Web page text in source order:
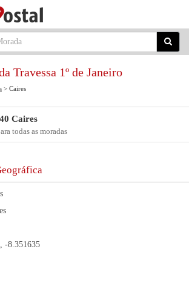
Travessa 1º de Janeiro
> Caires
Caires
todas as moradas
-8.351635